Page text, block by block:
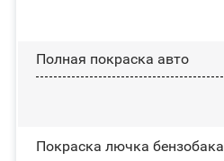
Полная покраска авто
Покраска лючка бензобака